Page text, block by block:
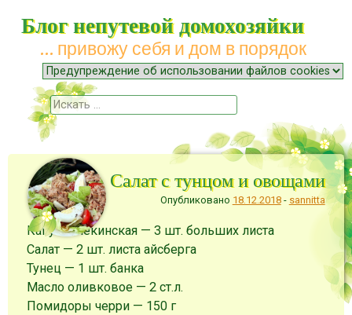
Блог непутевой домохозяйки
… привожу себя и дом в порядок
Меню
Наверх
Поиск
Салат с тунцом и овощами
Опубликовано 18.12.2018- sannitta
Капуста пекинская — 3 шт. больших листа
Салат — 2 шт. листа айсберга
Тунец — 1 шт. банка
Масло оливковое — 2 ст.л.
Помидоры черри — 150 г